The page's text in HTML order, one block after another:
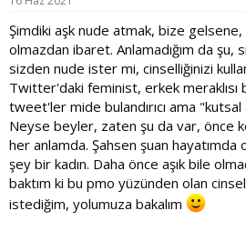
Şimdiki aşk nude atmak, bize
olmazdan ibaret. Anlamadığım da şu,
sizden nude ister mi, cinselliğinizi
Twitter'daki feminist, erkek meraklısı
tweet'ler mide bulandırıcı ama
Neyse beyler, zaten şu da var, önce
her anlamda. Şahsen şuan hayatımda
şey bir kadın. Daha önce aşık bile
baktım ki bu pmo yüzünden olan
istediğim, yolumuza bakalım